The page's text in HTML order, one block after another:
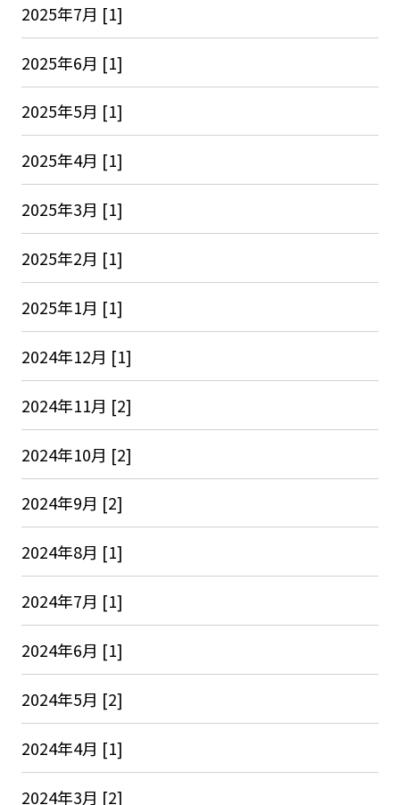
2025年7月 [1]
2025年6月 [1]
2025年5月 [1]
2025年4月 [1]
2025年3月 [1]
2025年2月 [1]
2025年1月 [1]
2024年12月 [1]
2024年11月 [2]
2024年10月 [2]
2024年9月 [2]
2024年8月 [1]
2024年7月 [1]
2024年6月 [1]
2024年5月 [2]
2024年4月 [1]
2024年3月 [2]